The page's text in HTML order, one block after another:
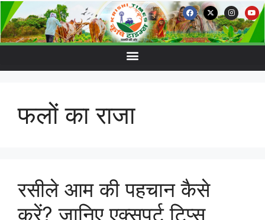
फलों का राजा
रसीले आम की पहचान कैसे
करें? जानिए एक्सपर्ट टिप्स